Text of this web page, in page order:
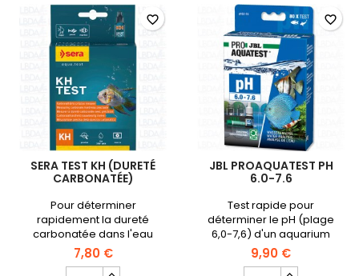
SERA TEST KH (DURETÉ
CARBONATÉE)
Pour déterminer
rapidement la dureté
carbonatée dans l'eau
douce et l'eau de mer
7,80 €
favorite_border
JBL PROAQUATEST PH
6.0-7.6
Test rapide pour
déterminer le pH (plage
6,0-7,6) d'un aquarium
d'eau douce.
9,90 €
favorite_border